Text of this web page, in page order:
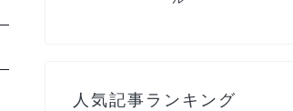
人気記事ランキング